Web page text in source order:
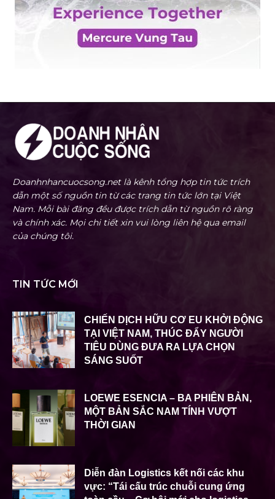
Doanhnhancuocsong.net là kênh tổng hợp tin tức trích
dẫn một số nguồn tin từ các trang tin tức lớn tại Việt
Nam. Mỗi bài đăng đều được trích dẫn từ nguồn rõ ràng
và chính xác. Mọi chi tiết xin vui lòng liên hệ qua email
của chúng tôi.
TIN TỨC MỚI
CHIẾN DỊCH HỮU CƠ EU KHỞI ĐỘNG
TẠI VIỆT NAM, THÚC ĐẨY NGƯỜI
TIÊU DÙNG ĐƯA RA LỰA CHỌN
SÁNG SUỐT
LOEWE ESENCIA – BA PHIÊN BẢN,
MỘT BẢN SẮC NAM TÍNH VƯỢT
THỜI GIAN
Diễn đàn Logistics kết nối các khu
vực: “Tái cấu trúc chuỗi cung ứng